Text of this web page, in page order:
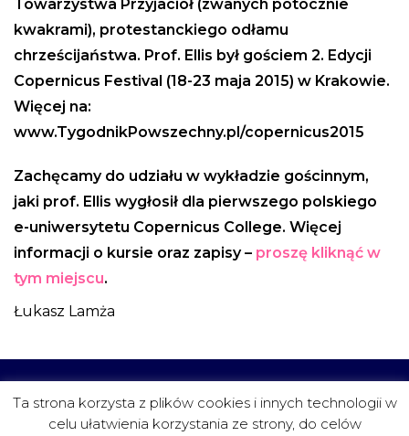
Towarzystwa Przyjaciół (zwanych potocznie
kwakrami), protestanckiego odłamu
chrześcijaństwa. Prof. Ellis był gościem 2. Edycji
Copernicus Festival (18-23 maja 2015) w Krakowie.
Więcej na:
www.TygodnikPowszechny.pl/copernicus2015
Zachęcamy do udziału w wykładzie gościnnym,
jaki prof. Ellis wygłosił dla pierwszego polskiego
e-uniwersytetu Copernicus College. Więcej
informacji o kursie oraz zapisy – proszę kliknąć w
tym miejscu.
Łukasz Lamża
CZYTELNIA FUNDACJA PROJEKTY KONTAKT
Ta strona korzysta z plików cookies i innych technologii w
celu ułatwienia korzystania ze strony, do celów